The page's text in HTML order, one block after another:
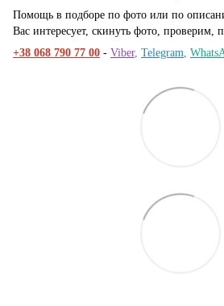
Помощь в подборе по фото или по
Вас интересует, скинуть фото, проверим,
+38 068 790 77 00 - Viber, Telegram